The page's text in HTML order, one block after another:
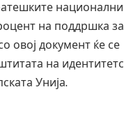
национални
на поддршка за
овој документ ќе се
на
Унија.